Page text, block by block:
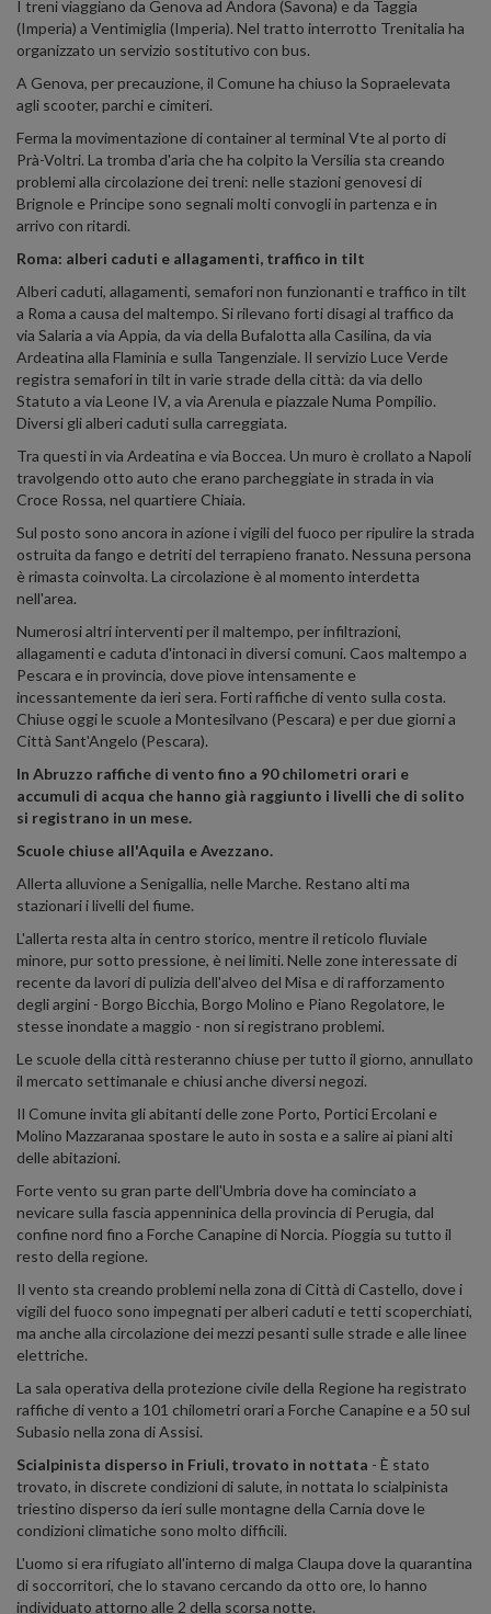
I treni viaggiano da Genova ad Andora (Savona) e da Taggia
(Imperia) a Ventimiglia (Imperia). Nel tratto interrotto Trenitalia ha
organizzato un servizio sostitutivo con bus.
A Genova, per precauzione, il Comune ha chiuso la Sopraelevata
agli scooter, parchi e cimiteri.
Ferma la movimentazione di container al terminal Vte al porto di
Prà-Voltri. La tromba d'aria che ha colpito la Versilia sta creando
problemi alla circolazione dei treni: nelle stazioni genovesi di
Brignole e Principe sono segnali molti convogli in partenza e in
arrivo con ritardi.
Roma: alberi caduti e allagamenti, traffico in tilt
Alberi caduti, allagamenti, semafori non funzionanti e traffico in tilt
a Roma a causa del maltempo. Si rilevano forti disagi al traffico da
via Salaria a via Appia, da via della Bufalotta alla Casilina, da via
Ardeatina alla Flaminia e sulla Tangenziale. Il servizio Luce Verde
registra semafori in tilt in varie strade della città: da via dello
Statuto a via Leone IV, a via Arenula e piazzale Numa Pompilio.
Diversi gli alberi caduti sulla carreggiata.
Tra questi in via Ardeatina e via Boccea. Un muro è crollato a Napoli
travolgendo otto auto che erano parcheggiate in strada in via
Croce Rossa, nel quartiere Chiaia.
Sul posto sono ancora in azione i vigili del fuoco per ripulire la strada
ostruita da fango e detriti del terrapieno franato. Nessuna persona
è rimasta coinvolta. La circolazione è al momento interdetta
nell'area.
Numerosi altri interventi per il maltempo, per infiltrazioni,
allagamenti e caduta d'intonaci in diversi comuni. Caos maltempo a
Pescara e in provincia, dove piove intensamente e
incessantemente da ieri sera. Forti raffiche di vento sulla costa.
Chiuse oggi le scuole a Montesilvano (Pescara) e per due giorni a
Città Sant'Angelo (Pescara).
In Abruzzo raffiche di vento fino a 90 chilometri orari e
accumuli di acqua che hanno già raggiunto i livelli che di solito
si registrano in un mese.
Scuole chiuse all'Aquila e Avezzano.
Allerta alluvione a Senigallia, nelle Marche. Restano alti ma
stazionari i livelli del fiume.
L'allerta resta alta in centro storico, mentre il reticolo fluviale
minore, pur sotto pressione, è nei limiti. Nelle zone interessate di
recente da lavori di pulizia dell'alveo del Misa e di rafforzamento
degli argini - Borgo Bicchia, Borgo Molino e Piano Regolatore, le
stesse inondate a maggio - non si registrano problemi.
Le scuole della città resteranno chiuse per tutto il giorno, annullato
il mercato settimanale e chiusi anche diversi negozi.
Il Comune invita gli abitanti delle zone Porto, Portici Ercolani e
Molino Mazzaranaa spostare le auto in sosta e a salire ai piani alti
delle abitazioni.
Forte vento su gran parte dell'Umbria dove ha cominciato a
nevicare sulla fascia appenninica della provincia di Perugia, dal
confine nord fino a Forche Canapine di Norcia. Pioggia su tutto il
resto della regione.
Il vento sta creando problemi nella zona di Città di Castello, dove i
vigili del fuoco sono impegnati per alberi caduti e tetti scoperchiati,
ma anche alla circolazione dei mezzi pesanti sulle strade e alle linee
elettriche.
La sala operativa della protezione civile della Regione ha registrato
raffiche di vento a 101 chilometri orari a Forche Canapine e a 50 sul
Subasio nella zona di Assisi.
Scialpinista disperso in Friuli, trovato in nottata - È stato
trovato, in discrete condizioni di salute, in nottata lo scialpinista
triestino disperso da ieri sulle montagne della Carnia dove le
condizioni climatiche sono molto difficili.
L'uomo si era rifugiato all'interno di malga Claupa dove la quarantina
di soccorritori, che lo stavano cercando da otto ore, lo hanno
individuato attorno alle 2 della scorsa notte.